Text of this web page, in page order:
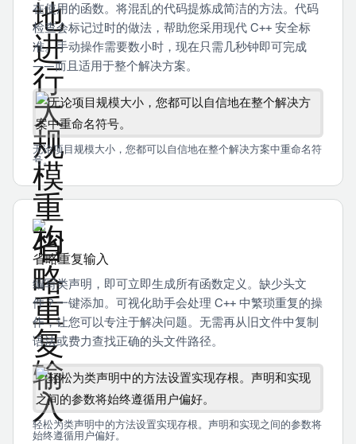
在使用的函数。将混乱的代码提炼成简洁的方法。代码
检查会标记过时的做法，帮助您采用现代 C++ 安全标
准。手动操作需要数小时，现在只需几秒钟即可完成
——而且适用于整个解决方案。
无论项目规模大小，您都可以自信地在整个解决方案中重命名符
号。
省略重复输入
编写类声明，即可立即生成所有函数定义。缺少头文
件？一键添加。可视化助手会处理 C++ 中繁琐重复的操
作，让您可以专注于解决问题。无需再从旧文件中复制
语法或费力查找正确的头文件路径。
轻松为类声明中的方法设置实现存根。声明和实现之间的参数将
始终遵循用户偏好。